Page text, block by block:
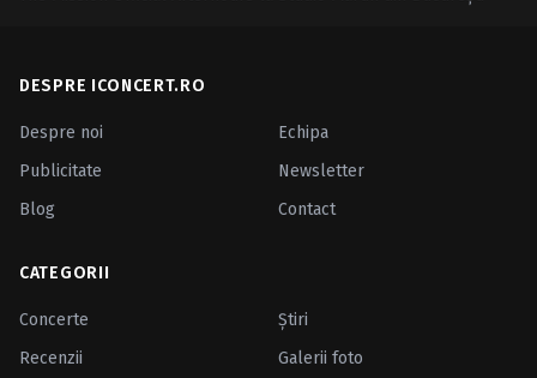
DESPRE ICONCERT.RO
Despre noi
Echipa
Publicitate
Newsletter
Blog
Contact
CATEGORII
Concerte
Ştiri
Recenzii
Galerii foto